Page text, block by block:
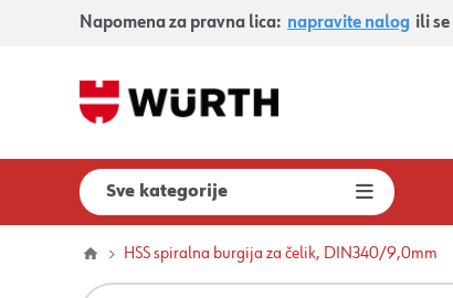
Napomena za pravna lica: napravite nalog ili se
Sve kategorije
HSS spiralna burgija za čelik, DIN340/9,0mm